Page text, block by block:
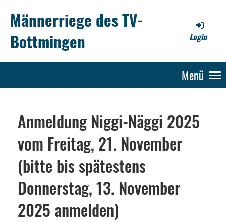
Männerriege des TV-
Bottmingen
Login
Menü
Anmeldung Niggi-Näggi 2025
vom Freitag, 21. November
(bitte bis spätestens
Donnerstag, 13. November
2025 anmelden)